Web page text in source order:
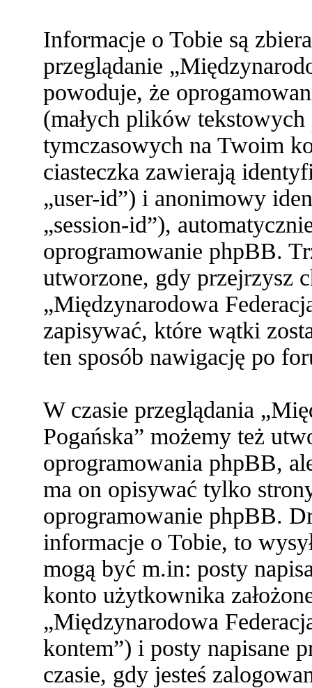
Informacje o Tobie są
przeglądanie
powoduje, że
(małych plików
tymczasowych na Twoim
ciasteczka zawierają
„user-id”) i anonimowy
„session-id”),
oprogramowanie phpBB.
utworzone, gdy przejrzysz
„Międzynarodowa
zapisywać, które wątki
ten sposób nawigację po
W czasie przeglądania
Pogańska” możemy też
oprogramowania phpBB,
ma on opisywać tylko
oprogramowanie phpBB.
informacje o Tobie, to
mogą być m.in: posty
konto użytkownika
„Międzynarodowa
kontem”) i posty napisane
czasie, gdy jesteś